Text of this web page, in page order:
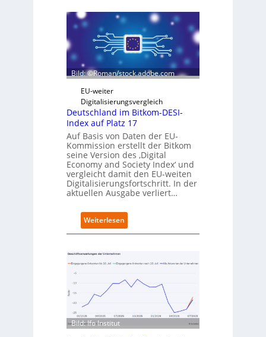
t
e
g
r
e
r
h
w
a
r
z
i
t
s
e
r
ö
f
f
n
e
n
e
u
C
a
m
s
Bild: ©Roman/stock.adobe.com
EU-weiter
Digitalisierungsvergleich
Deutschland im Bitkom-DESI-
Index auf Platz 17
Auf Basis von Daten der EU-
Kommission erstellt der Bitkom
seine Version des ‚Digital
Economy and Society Index‘ und
vergleicht damit den EU-weiten
Digitalisierungsfortschritt. In der
aktuellen Ausgabe verliert…
Weiterlesen:
D
t
c
a
Bild: Ifo Institut